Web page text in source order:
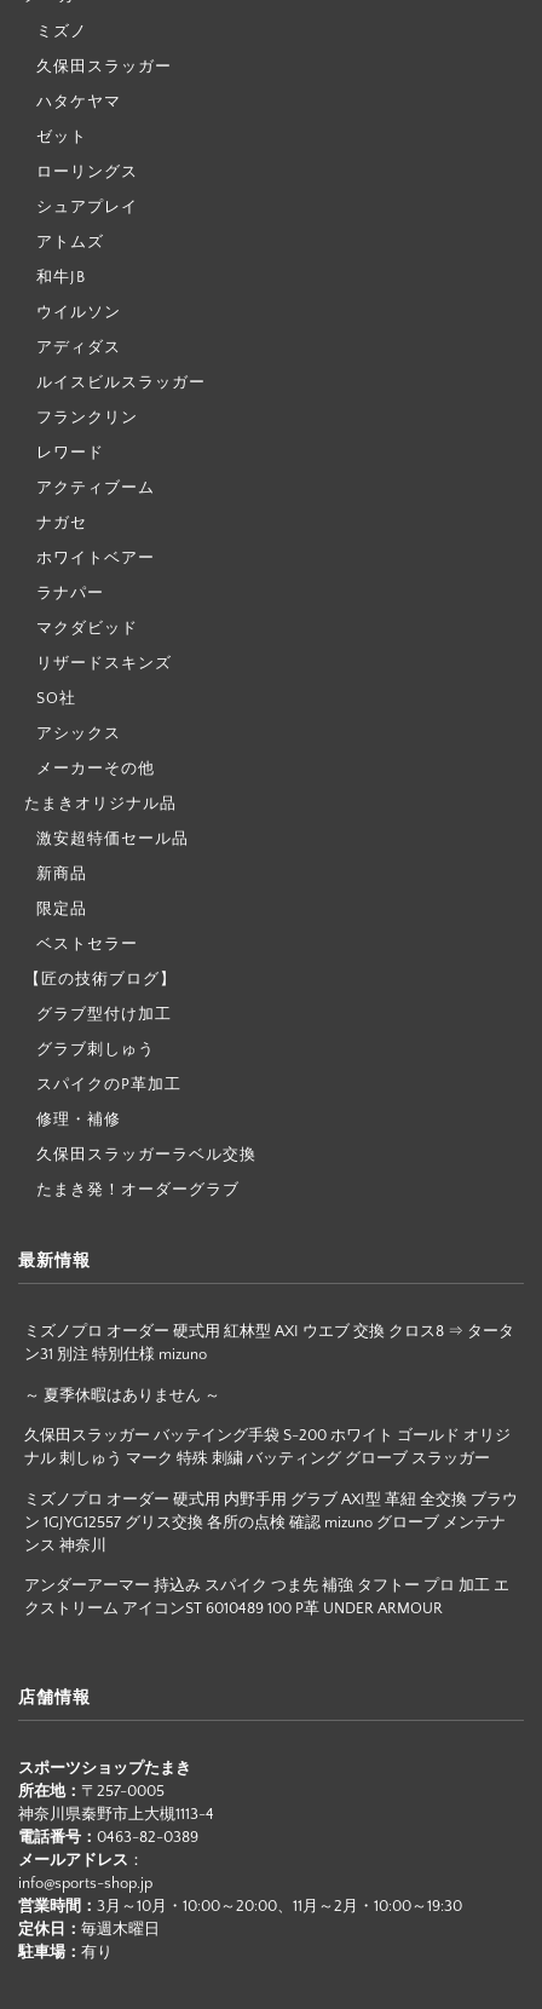
ミズノ
久保田スラッガー
ハタケヤマ
ゼット
ローリングス
シュアプレイ
アトムズ
和牛JB
ウイルソン
アディダス
ルイスビルスラッガー
フランクリン
レワード
アクティブーム
ナガセ
ホワイトベアー
ラナパー
マクダビッド
リザードスキンズ
SO社
アシックス
メーカーその他
たまきオリジナル品
激安超特価セール品
新商品
限定品
ベストセラー
【匠の技術ブログ】
グラブ型付け加工
グラブ刺しゅう
スパイクのP革加工
修理・補修
久保田スラッガーラベル交換
たまき発！オーダーグラブ
最新情報
ミズノプロ オーダー 硬式用 紅林型 AXI ウエブ 交換 クロス8 ⇒ タータ
ン31 別注 特別仕様 mizuno
～ 夏季休暇はありません ～
久保田スラッガー バッテイング手袋 S-200 ホワイト ゴールド オリジ
ナル 刺しゅう マーク 特殊 刺繍 バッティング グローブ スラッガー
ミズノプロ オーダー 硬式用 内野手用 グラブ AXI型 革紐 全交換 ブラウ
ン 1GJYG12557 グリス交換 各所の点検 確認 mizuno グローブ メンテナ
ンス 神奈川
アンダーアーマー 持込み スパイク つま先 補強 タフトー プロ 加工 エ
クストリーム アイコンST 6010489 100 P革 UNDER ARMOUR
店舗情報
スポーツショップたまき
所在地： 〒257-0005
神奈川県秦野市上大槻1113-4
電話番号： 0463-82-0389
メールアドレス ：
info@sports-shop.jp
営業時間： 3月～10月・10:00～20:00、11月～2月・10:00～19:30
定休日： 毎週木曜日
駐車場： 有り